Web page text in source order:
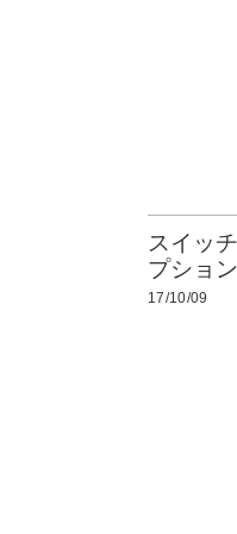
スイッ
プショ
17/10/09